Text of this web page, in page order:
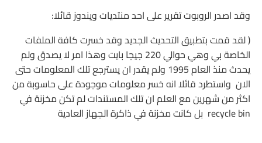
وقد اصدر الروبوت تقرير على احد منتديات ويندوز قائلا:
( لقد قمت بتطبيق التحديث الجديد وقد خسرت كافة الملفات
الخاصة بي وهي حوالي 220 جيجا بايت وهذا امر لا يصدق ولم
يحدث منذ العام 1995 ولم يقدر ان يسترجع تلك المعلومات حتى
الان واستطرد قائلا انه خسر معلومات موجودة على حاسوبة من
اكثر من شهرين مع العلم ان تلك المستندات لم تكن مخزنة في
recycle bin بل كانت مخزنة في ذاكرة الجهاز العادية